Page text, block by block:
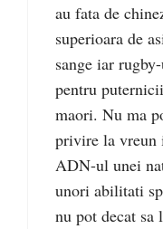
au fata de
superioara de
sange iar
pentru
maori. Nu ma
privire la vreun
ADN-ul unei
unori abilitati
nu pot decat sa